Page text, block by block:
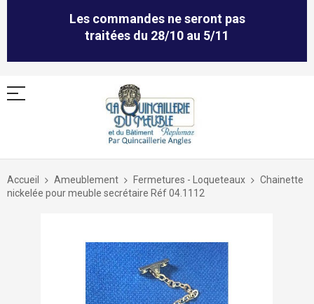
Les commandes ne seront pas
traitées du 28/10 au 5/11
Allez
contenu
Accueil Ameublement Fermetures - Loqueteaux
Chainette
nickelée pour meuble secrétaire Réf 04.1112